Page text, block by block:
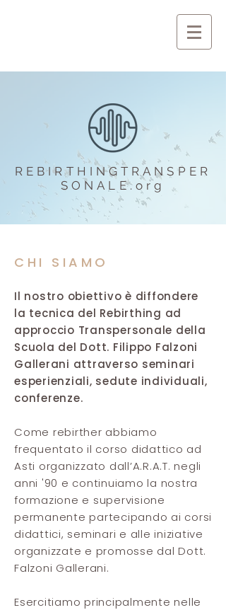
REBIRTHINGTRANSPER
SONALE.org
CHI SIAMO
Il nostro obiettivo è diffondere
la tecnica del Rebirthing ad
approccio Transpersonale della
Scuola del Dott. Filippo Falzoni
Gallerani attraverso seminari
esperienziali, sedute individuali,
conferenze.
Come rebirther abbiamo
frequentato il corso didattico ad
Asti organizzato dall’A.R.A.T. negli
anni '90 e continuiamo la nostra
formazione e supervisione
permanente partecipando ai corsi
didattici, seminari e alle iniziative
organizzate e promosse dal Dott.
Falzoni Gallerani.
Esercitiamo principalmente nelle